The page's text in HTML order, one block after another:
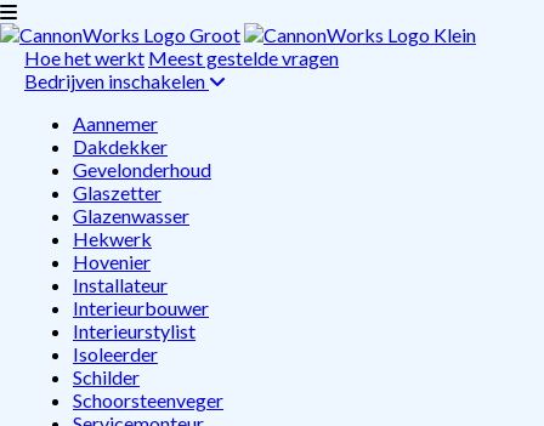
Hoe het werkt Meest gestelde vragen
Bedrijven inschakelen
Aannemer
Dakdekker
Gevelonderhoud
Glaszetter
Glazenwasser
Hekwerk
Hovenier
Installateur
Interieurbouwer
Interieurstylist
Isoleerder
Schilder
Schoorsteenveger